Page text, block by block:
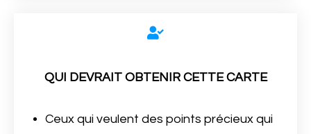
QUI DEVRAIT OBTENIR CETTE CARTE
Ceux qui veulent des points précieux qui